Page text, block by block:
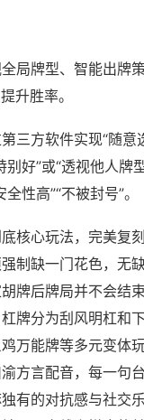
局牌型、智能出牌
升胜率。
三方软件实现“随意
好”或“透视他人
性高”“不被封号”。
核心玩法，完美复
制缺一门花色，无
牌后牌局并不会结
牌分为刮风明杠和
万能牌等多元变体
方言配音，每一句
有的对抗感与社交